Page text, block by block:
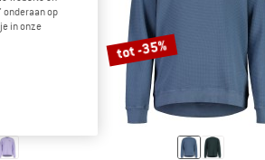
tot -35%
onderaan op
in onze